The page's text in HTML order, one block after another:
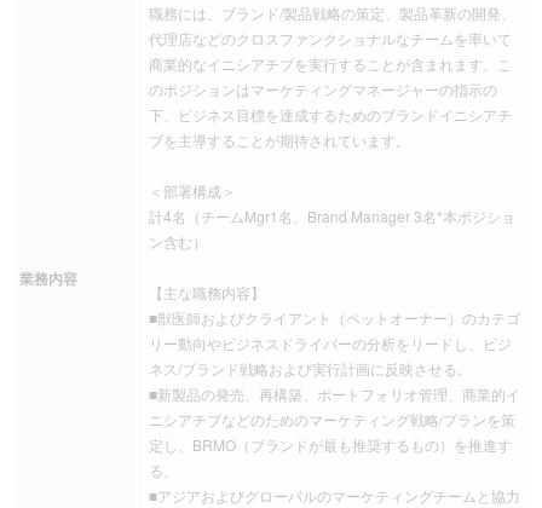
業務内容
職務には、ブランド/製品戦略の策定、製品革新の開発、
代理店などのクロスファンクショナルなチームを率いて
商業的なイニシアチブを実行することが含まれます。こ
のポジションはマーケティングマネージャーの指示の
下、ビジネス目標を達成するためのブランドイニシアチ
ブを主導することが期待されています。
＜部署構成＞
計4名（チームMgr1名、Brand Manager 3名*本ポジショ
ン含む）
【主な職務内容】
■獣医師およびクライアント（ペットオーナー）のカテゴ
リー動向やビジネスドライバーの分析をリードし、ビジ
ネス/ブランド戦略および実行計画に反映させる。
■新製品の発売、再構築、ポートフォリオ管理、商業的イ
ニシアチブなどのためのマーケティング戦略/プランを策
定し、BRMO（ブランドが最も推奨するもの）を推進す
る。
■アジアおよびグローバルのマーケティングチームと協力